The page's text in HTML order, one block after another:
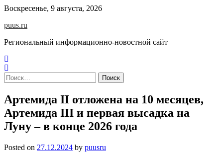
Skip
content
Воскресенье, 9 августа, 2026
puus.ru
Региональный информационно-новостной сайт
Найти:
Артемида II отложена на 10 месяцев,
Артемида III и первая высадка на
Луну – в конце 2026 года
Posted on 27.12.2024 by puusru